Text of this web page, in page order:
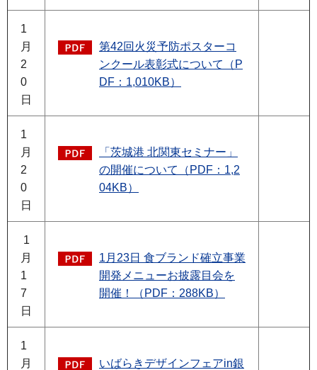
1
月
2
0
日
第42回火災予防ポスターコ
ンクール表彰式について（P
DF：1,010KB）
1
月
2
0
日
「茨城港 北関東セミナー」
の開催について（PDF：1,2
04KB）
1
月
1
7
日
1月23日 食ブランド確立事業
開発メニューお披露目会を
開催！（PDF：288KB）
1
月
いばらきデザインフェアin銀